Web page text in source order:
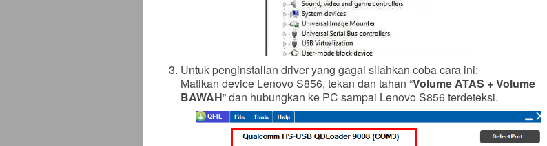
Untuk penginstallan driver yang gagal silahkan coba cara ini:
Matikan device Lenovo S856, tekan dan tahan “Volume ATAS + Volume
BAWAH” dan hubungkan ke PC sampai Lenovo S856 terdeteksi.